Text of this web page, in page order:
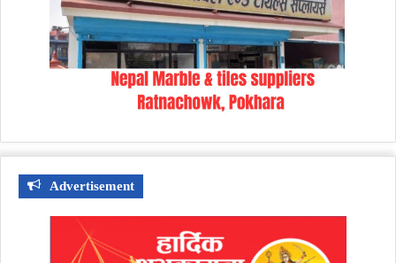
Advertisement